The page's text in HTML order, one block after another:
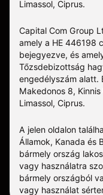
Limassol, Ciprus.
Capital Com Group
amely a ΗΕ 446198
bejegyezve, és
Tőzsdebizottság
engedélyszám alatt.
Makedonos 8,
Limassol, Ciprus.
A jelen oldalon
Államok, Kanada és
bármely ország
vagy használatra
bármely országból
vagy használat